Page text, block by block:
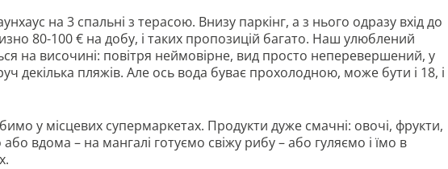
на 3 спальні з терасою. Внизу паркінг, а з нього одразу вхід до
80-100 € на добу, і таких пропозицій багато. Наш улюблений
на височині: повітря неймовірне, вид просто неперевершений, у
декілька пляжів. Але ось вода буває прохолодною, може бути і 18, і
у місцевих супермаркетах. Продукти дуже смачні: овочі, фрукти,
вдома – на мангалі готуємо свіжу рибу – або гуляємо і їмо в